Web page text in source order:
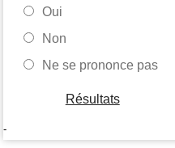
Oui
Non
Ne se prononce pas
Résultats
-